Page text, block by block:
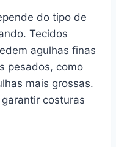
do tipo de
Tecidos
agulhas finas
pesados, como
mais grossas.
costuras